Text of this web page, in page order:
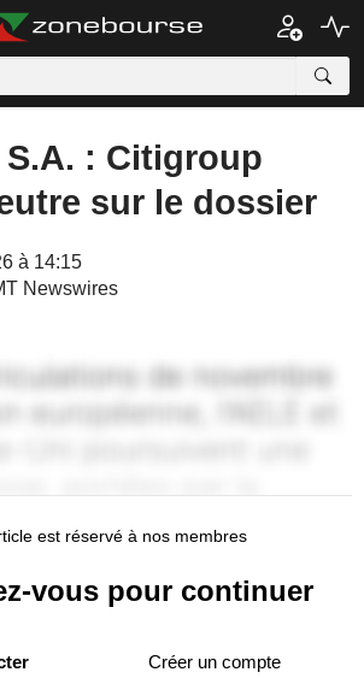
: Citigroup
sur le dossier
à 14:15
Newswires
est réservé à nos membres
vous pour continuer
Créer un compte